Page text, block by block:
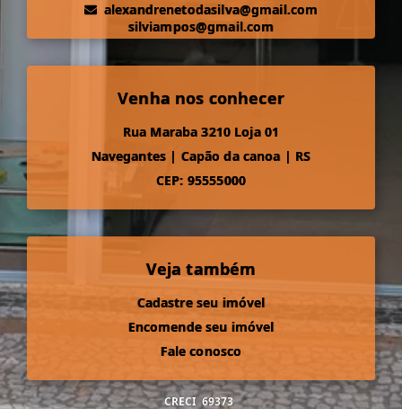
alexandrenetodasilva@gmail.com
silviampos@gmail.com
Venha nos conhecer
Rua Maraba 3210 Loja 01
Navegantes | Capão da canoa | RS
CEP: 95555000
Veja também
Cadastre seu imóvel
Encomende seu imóvel
Fale conosco
CRECI 69373